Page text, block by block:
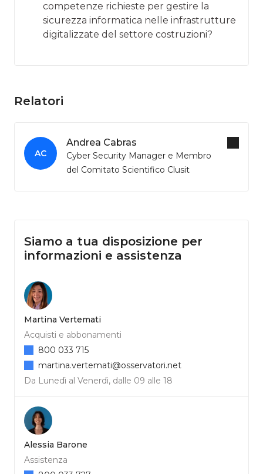
competenze richieste per gestire la
sicurezza informatica nelle infrastrutture
digitalizzate del settore costruzioni?
Relatori
AC
Andrea Cabras
Cyber Security Manager e Membro
del Comitato Scientifico Clusit
Siamo a tua disposizione per
informazioni e assistenza
Martina Vertemati
Acquisti e abbonamenti
Da Lunedì al Venerdì, dalle 09 alle 18
800 033 715
martina.vertemati@osservatori.net
Alessia Barone
Assistenza